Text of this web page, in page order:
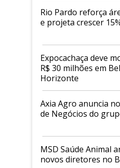
Rio Pardo reforça
e projeta crescer
Expocachaça deve
R$ 30 milhões em
Horizonte
Axia Agro anuncia
de Negócios do
MSD Saúde Animal
novos diretores no